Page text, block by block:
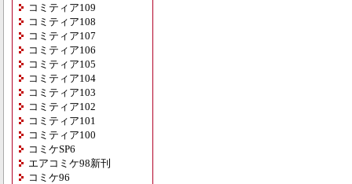
コミティア109
コミティア108
コミティア107
コミティア106
コミティア105
コミティア104
コミティア103
コミティア102
コミティア101
コミティア100
コミケSP6
エアコミケ98新刊
コミケ96